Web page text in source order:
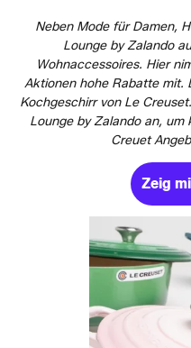
Neben Mode für Damen,
Lounge by Zalando
Wohnaccessoires. Hier
Aktionen hohe Rabatte mit.
Kochgeschirr von Le
Lounge by Zalando an,
Creuet
Zeig